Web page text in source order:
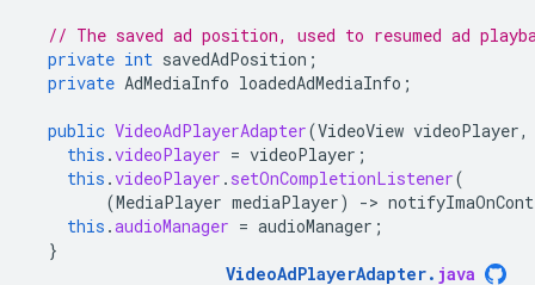
// The saved ad position, used to resumed ad
private int savedAdPosition ;
private AdMediaInfo loadedAdMediaInfo ;
public VideoAdPlayerAdapter(VideoView videoPlayer,
this .videoPlayer = videoPlayer ;
this .videoPlayer . setOnCompletionListener(
(MediaPlayer mediaPlayer) ->
this .audioManager = audioManager ;
}
VideoAdPlayerAdapter. java